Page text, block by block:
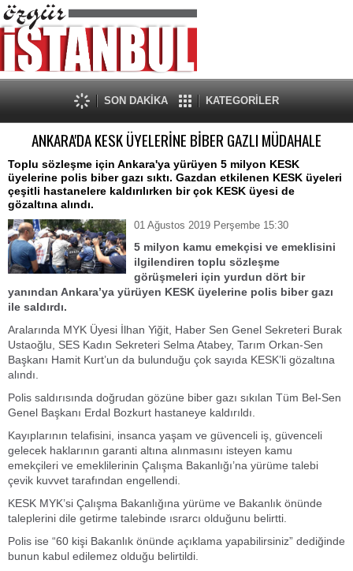
SON DAKİKA KATEGORİLER
ANKARA'DA KESK ÜYELERİNE BİBER GAZLI MÜDAHALE
Toplu sözleşme için Ankara'ya yürüyen 5 milyon KESK
üyelerine polis biber gazı sıktı. Gazdan etkilenen KESK üyeleri
çeşitli hastanelere kaldırılırken bir çok KESK üyesi de
gözaltına alındı.
01 Ağustos 2019 Perşembe 15:30
5 milyon kamu emekçisi ve emeklisini
ilgilendiren toplu sözleşme
görüşmeleri için yurdun dört bir
yanından Ankara’ya yürüyen KESK üyelerine polis biber gazı
ile saldırdı.
Aralarında MYK Üyesi İlhan Yiğit, Haber Sen Genel Sekreteri Burak
Ustaoğlu, SES Kadın Sekreteri Selma Atabey, Tarım Orkan-Sen
Başkanı Hamit Kurt’un da bulunduğu çok sayıda KESK’li gözaltına
alındı.
Polis saldırısında doğrudan gözüne biber gazı sıkılan Tüm Bel-Sen
Genel Başkanı Erdal Bozkurt hastaneye kaldırıldı.
Kayıplarının telafisini, insanca yaşam ve güvenceli iş, güvenceli
gelecek haklarının garanti altına alınmasını isteyen kamu
emekçileri ve emeklilerinin Çalışma Bakanlığı’na yürüme talebi
çevik kuvvet tarafından engellendi.
KESK MYK’si Çalışma Bakanlığına yürüme ve Bakanlık önünde
taleplerini dile getirme talebinde ısrarcı olduğunu belirtti.
Polis ise “60 kişi Bakanlık önünde açıklama yapabilirsiniz” dediğinde
bunun kabul edilemez olduğu belirtildi.